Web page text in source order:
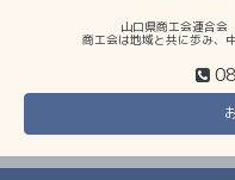
山口県商工会連
商工会は地域と共に歩み、